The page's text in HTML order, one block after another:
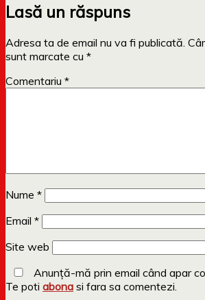
Lasă un răspuns
Adresa ta de email nu va fi publicată.
sunt marcate cu *
Comentariu *
Nume *
Email *
Site web
Anunță-mă prin email când apar
Te poti abona si fara sa comentezi.